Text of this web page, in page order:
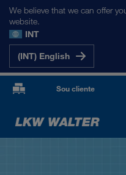
We believe that we can offer
website.
INT
(INT) English
Sou cliente